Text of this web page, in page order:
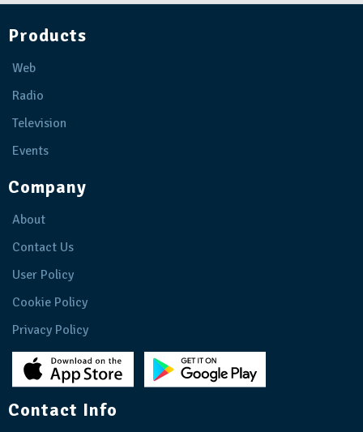
Products
Web
Radio
Television
Events
Company
About
Contact Us
User Policy
Cookie Policy
Privacy Policy
Contact Info